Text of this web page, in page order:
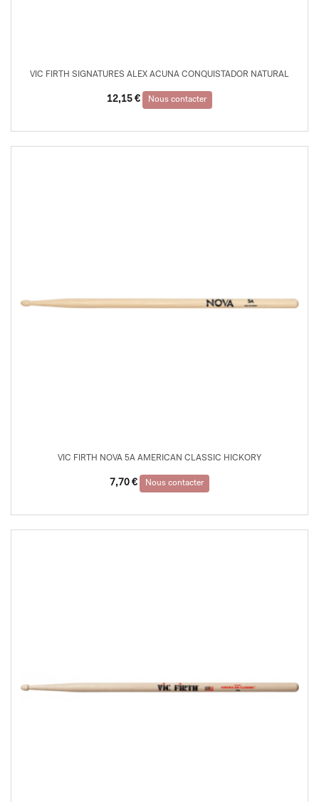
VIC FIRTH SIGNATURES ALEX ACUNA CONQUISTADOR NATURAL
12,15 € Nous contacter
VIC FIRTH NOVA 5A AMERICAN CLASSIC HICKORY
7,70 € Nous contacter